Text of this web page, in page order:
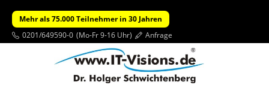
Mehr als 75.000 Teilnehmer in 30 Jahren
0201/649590-0 (Mo-Fr 9-16 Uhr) Anfrage